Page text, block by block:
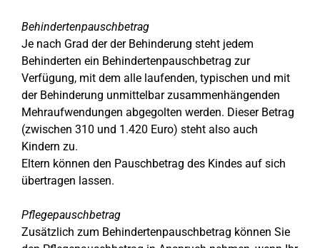
Behindertenpauschbetrag
Je nach Grad der der Behinderung steht jedem
Behinderten ein Behindertenpauschbetrag zur
Verfügung, mit dem alle laufenden, typischen und mit
der Behinderung unmittelbar zusammenhängenden
Mehraufwendungen abgegolten werden. Dieser Betrag
(zwischen 310 und 1.420 Euro) steht also auch
Kindern zu.
Eltern können den Pauschbetrag des Kindes auf sich
übertragen lassen.
Pflegepauschbetrag
Zusätzlich zum Behindertenpauschbetrag können Sie